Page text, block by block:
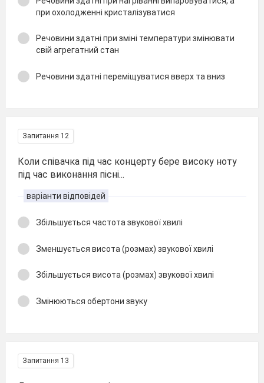
при охолодженні кристалізуватися
Речовини здатні при зміні температури змінювати
свій агрегатний стан
Речовини здатні переміщуватися вверх та вниз
Запитання 12
Коли співачка під час концерту бере високу ноту
під час виконання пісні...
варіанти відповідей
Збільшується частота звукової хвилі
Зменшується висота (розмах) звукової хвилі
Збільшується висота (розмах) звукової хвилі
Змінюються обертони звуку
Запитання 13